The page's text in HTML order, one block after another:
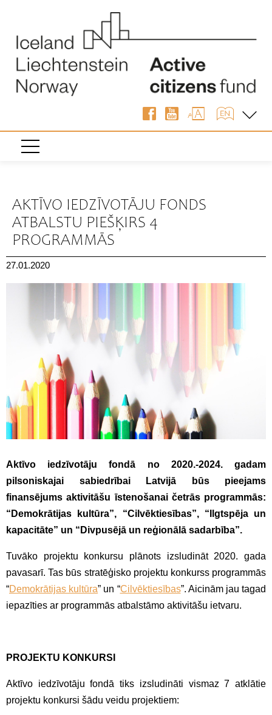
AKTĪVO IEDZĪVOTĀJU FONDS
ATBALSTU PIEŠĶIRS 4
PROGRAMMĀS
27.01.2020
Aktīvo iedzīvotāju fondā no 2020.-2024. gadam
pilsoniskajai sabiedrībai Latvijā būs pieejams
finansējums aktivitāšu īstenošanai četrās programmās:
“Demokrātijas kultūra”, “Cilvēktiesības”, “Ilgtspēja un
kapacitāte” un “Divpusējā un reģionālā sadarbība”.
Tuvāko projektu konkursu plānots izsludināt 2020. gada
pavasarī. Tas būs stratēģisko projektu konkurss programmās
“Demokrātijas kultūra” un “Cilvēktiesības”. Aicinām jau tagad
iepazīties ar programmās atbalstāmo aktivitāšu ietvaru.
PROJEKTU KONKURSI
Aktīvo iedzīvotāju fondā tiks izsludināti vismaz 7 atklātie
projektu konkursi šādu veidu projektiem: